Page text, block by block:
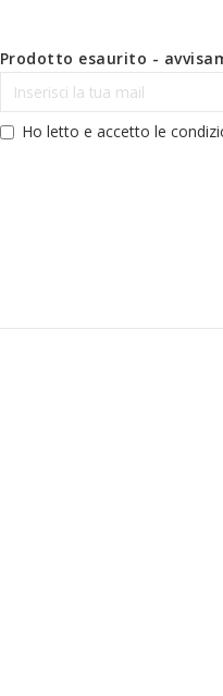
Prodotto esaurito -
Ho letto e accetto le